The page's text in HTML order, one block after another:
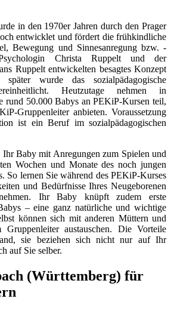
in den 1970er Jahren durch den Prager
entwicklet und fördert die frühkindliche
Bewegung und Sinnesanregung bzw. -
Christa Ruppelt und der
Ruppelt entwickelten besagtes Konzept
wurde das sozialpädagogische
Heutzutage nehmen in
rund 50.000 Babys an PEKiP-Kursen teil,
Gruppenleiter anbieten. Voraussetzung
ist ein Beruf im sozialpädagogischen
Baby mit Anregungen zum Spielen und
Wochen und Monate des noch jungen
So lernen Sie während des PEKiP-Kurses
und Bedürfnisse Ihres Neugeborenen
Ihr Baby knüpft zudem erste
– eine ganz natürliche und wichtige
können sich mit anderen Müttern und
austauschen. Die Vorteile
sie beziehen sich nicht nur auf Ihr
auf Sie selber.
(Württemberg) für